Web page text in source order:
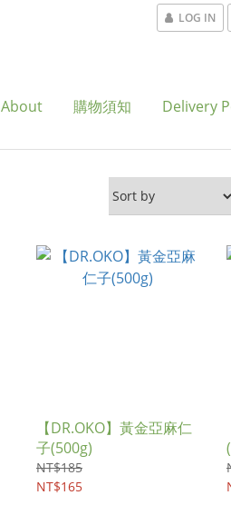
LOG IN
About 購物須知 Delivery
【DR.OKO】黃金亞麻仁
子(500g)
NT$185
NT$165